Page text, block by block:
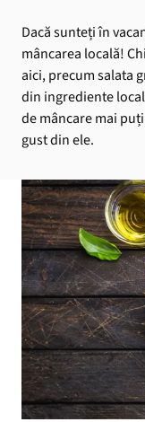
Dacă sunteți în
mâncarea locală!
aici, precum salata
din ingrediente
de mâncare mai
gust din ele.